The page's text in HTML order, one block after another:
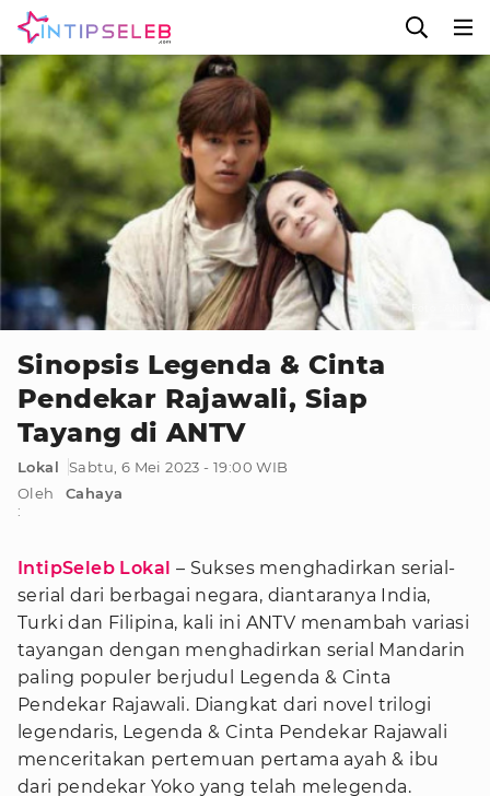
Sinopsis Legenda & Cinta
Pendekar Rajawali, Siap
Tayang di ANTV
Lokal
Sabtu, 6 Mei 2023 - 19:00 WIB
Oleh
:
Cahaya
IntipSeleb Lokal – Sukses menghadirkan serial-
serial dari berbagai negara, diantaranya India,
Turki dan Filipina, kali ini ANTV menambah variasi
tayangan dengan menghadirkan serial Mandarin
paling populer berjudul Legenda & Cinta
Pendekar Rajawali. Diangkat dari novel trilogi
legendaris, Legenda & Cinta Pendekar Rajawali
menceritakan pertemuan pertama ayah & ibu
dari pendekar Yoko yang telah melegenda.